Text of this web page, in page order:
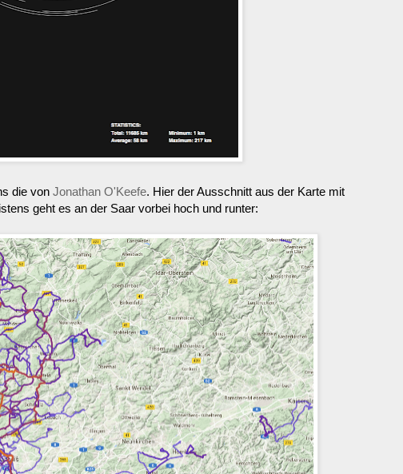
die von Jonathan O'Keefe. Hier der Ausschnitt aus der Karte mit
geht es an der Saar vorbei hoch und runter: